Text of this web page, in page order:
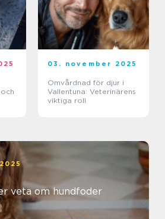
03. november 2025
Omvårdnad för djur i
Vallentuna: Veterinärens
viktiga roll
veta om hundfoder